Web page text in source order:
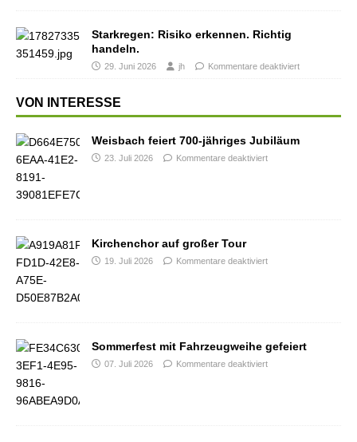
Starkregen: Risiko erkennen. Richtig
handeln.
29. Juni 2026 jh Kommentare deaktiviert
VON INTERESSE
Weisbach feiert 700-jähriges Jubiläum
23. Juli 2026 Kommentare deaktiviert
Kirchenchor auf großer Tour
19. Juli 2026 Kommentare deaktiviert
Sommerfest mit Fahrzeugweihe gefeiert
07. Juli 2026 Kommentare deaktiviert